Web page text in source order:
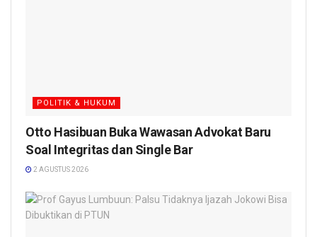
POLITIK & HUKUM
Otto Hasibuan Buka Wawasan Advokat Baru
Soal Integritas dan Single Bar
2 AGUSTUS 2026